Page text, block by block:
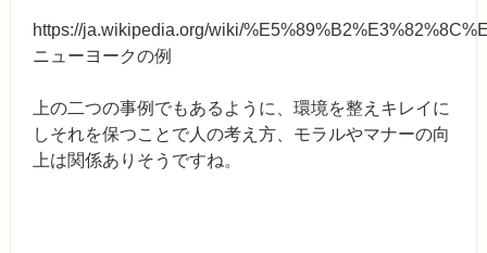
https://ja.wikipedia.org/wiki/
ニューヨークの例
上の二つの事例でもあるように、環境を整えキレイに
しそれを保つことで人の考え方、モラルやマナーの向
上は関係ありそうですね。